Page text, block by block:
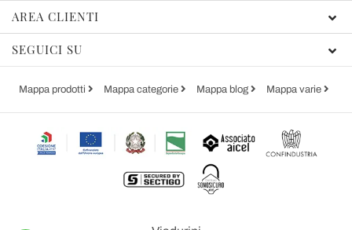
AREA CLIENTI
SEGUICI SU
Mappa prodotti Mappa categorie Mappa blog Mappa varie